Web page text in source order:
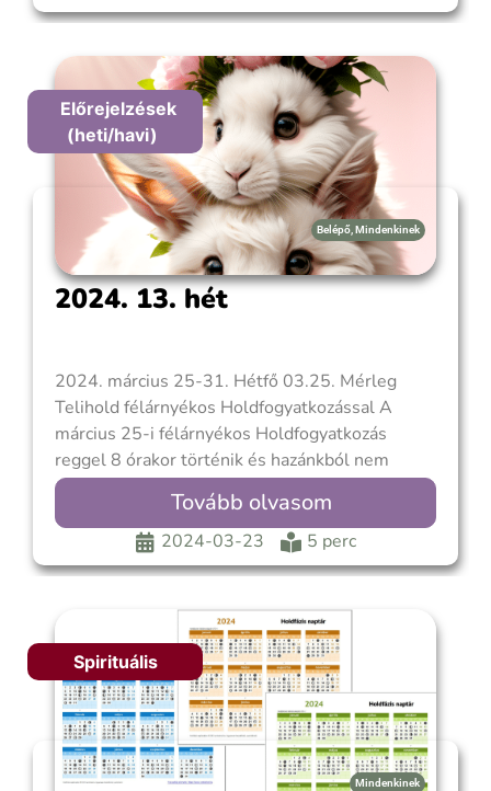
után következik be (a Napfogyatkozás Újholdkor
átmeneti
Előrejelzések
(heti/havi)
Belépő Mindenkinek
2024. 13. hét
2024. március 25-31. Hétfő 03.25. Mérleg
Telihold félárnyékos Holdfogyatkozással A
március 25-i félárnyékos Holdfogyatkozás
reggel 8 órakor történik és hazánkból nem
megfigyelhető. A Telihold két olyan területet
kapcsol össze, melyek szemben állnak
egymással és ezáltal nehezen
összeegyeztethető energiamintázatot
jegyében teljesedik ki, Nap a Kos
Tovább olvasom
2024-03-23 5 perc
Spirituális
Mindenkinek